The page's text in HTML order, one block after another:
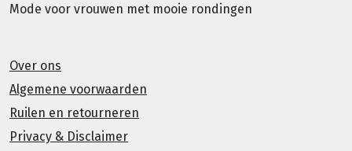
Mode voor vrouwen met mooie rondingen
Over ons
Algemene voorwaarden
Ruilen en retourneren
Privacy & Disclaimer